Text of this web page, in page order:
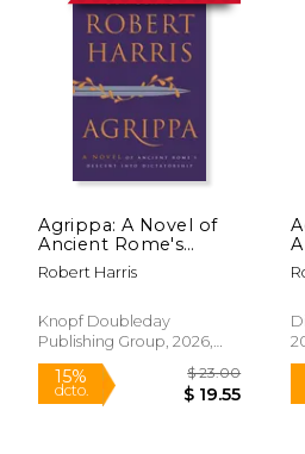
Agrippa: A Novel of
Ancient Rome's
Descent into
Dictatorship (en
Robert Harris
Knopf Doubleday
Publishing Group, 2026,
Tapa Dura, Nuevo